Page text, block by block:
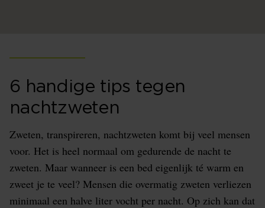
6 handige tips tegen
nachtzweten
Zweten, transpireren, nachtzweten komt bij veel mensen
voor. Het is heel normaal om gedurende de nacht te
zweten. Maar wanneer is een bed eigenlijk té warm en
zweet je te veel? Mensen die overmatig zweten verliezen
minimaal een halve liter vocht per nacht. Op zich kan dat